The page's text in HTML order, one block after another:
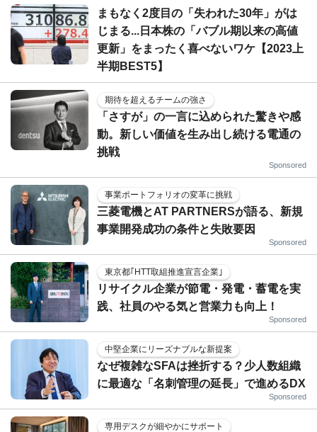
まもなく2度目の「失われた30年」がは
じまる...日本株の「バブル期以来の高値
更新」をまったく喜べないワケ【2023上
半期BEST5】
期待を超えるチームの強さ
「さすが」の一言に込められた驚きや感
動。新しい価値を生み出し続ける電通の
挑戦
Sponsored
事業ポートフォリオの変革に挑戦
三菱電機とAT PARTNERSが語る、新規
事業開発成功の条件と失敗要因
Sponsored
東京都｢HTT取組推進宣言企業｣
リサイクル企業が節電・発電・蓄電を実
践、社員のやる気と営業力も向上！
Sponsored
中堅企業にリーズナブルな新提案
なぜ複雑なSFAは挫折する？少人数組織
に最適な「名刺管理の延長」で進めるDX
Sponsored
専用デスクが細やかにサポート